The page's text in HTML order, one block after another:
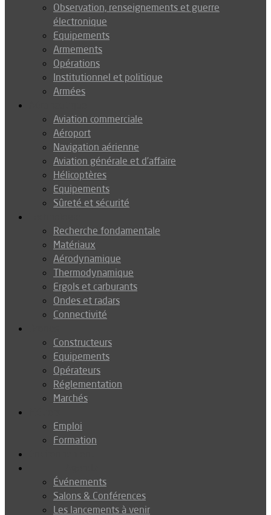
Observation, renseignements et guerre
électronique
Equipements
Armements
Opérations
Institutionnel et politique
Armées
Aviation commerciale
Aéroport
Navigation aérienne
Aviation générale et d’affaire
Hélicoptères
Equipements
Sûreté et sécurité
Recherche fondamentale
Matériaux
Aérodynamique
Thermodynamique
Ergols et carburants
Ondes et radars
Connectivité
Constructeurs
Equipements
Opérateurs
Réglementation
Marchés
Emploi
Formation
Événements
Salons & Conférences
Les lancements à venir